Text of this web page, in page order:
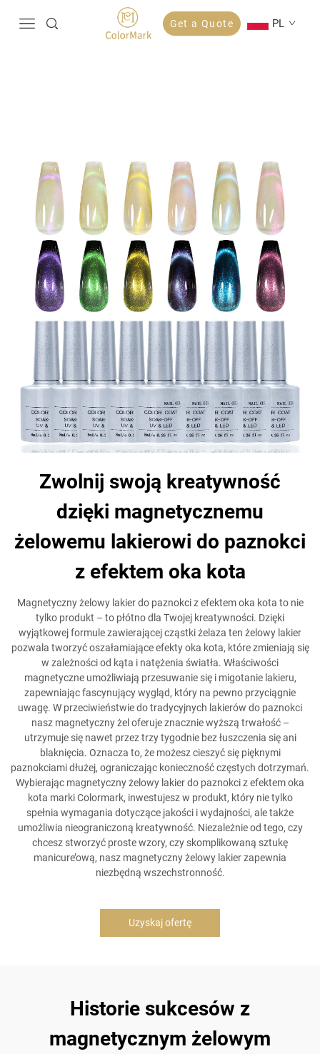
Get a Quote PL
Zwolnij swoją kreatywność
dzięki magnetycznemu
żelowemu lakierowi do paznokci
z efektem oka kota
Magnetyczny żelowy lakier do paznokci z efektem oka kota to nie
tylko produkt – to płótno dla Twojej kreatywności. Dzięki
wyjątkowej formule zawierającej cząstki żelaza ten żelowy lakier
pozwala tworzyć oszałamiające efekty oka kota, które zmieniają się
w zależności od kąta i natężenia światła. Właściwości
magnetyczne umożliwiają przesuwanie się i migotanie lakieru,
zapewniając fascynujący wygląd, który na pewno przyciągnie
uwagę. W przeciwieństwie do tradycyjnych lakierów do paznokci
nasz magnetyczny żel oferuje znacznie wyższą trwałość –
utrzymuje się nawet przez trzy tygodnie bez łuszczenia się ani
blaknięcia. Oznacza to, że możesz cieszyć się pięknymi
paznokciami dłużej, ograniczając konieczność częstych dotrzymań.
Wybierając magnetyczny żelowy lakier do paznokci z efektem oka
kota marki Colormark, inwestujesz w produkt, który nie tylko
spełnia wymagania dotyczące jakości i wydajności, ale także
umożliwia nieograniczoną kreatywność. Niezależnie od tego, czy
chcesz stworzyć proste wzory, czy skomplikowaną sztukę
manicure’ową, nasz magnetyczny żelowy lakier zapewnia
niezbędną wszechstronność.
Uzyskaj ofertę
Historie sukcesów z
magnetycznym żelowym